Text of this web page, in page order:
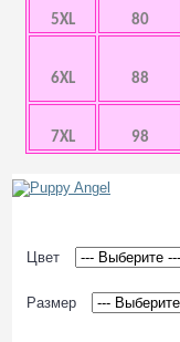
5XL 80
6XL 88
7XL 98
Цвет
Размер